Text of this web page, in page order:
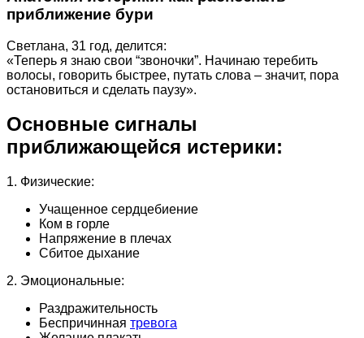
приближение бури
Светлана, 31 год, делится:
«Теперь я знаю свои “звоночки”. Начинаю теребить
волосы, говорить быстрее, путать слова – значит, пора
остановиться и сделать паузу».
Основные сигналы
приближающейся истерики:
1. Физические:
Учащенное сердцебиение
Ком в горле
Напряжение в плечах
Сбитое дыхание
2. Эмоциональные:
Раздражительность
Беспричинная тревога